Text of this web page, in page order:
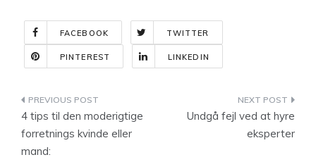
FACEBOOK TWITTER
PINTEREST LINKEDIN
Indlægsnavigation
4 tips til den moderigtige
forretnings kvinde eller
mand:
Undgå fejl ved at hyre
eksperter